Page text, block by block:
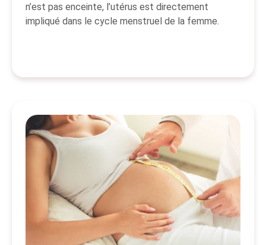
n’est pas enceinte, l’utérus est directement
impliqué dans le cycle menstruel de la femme.